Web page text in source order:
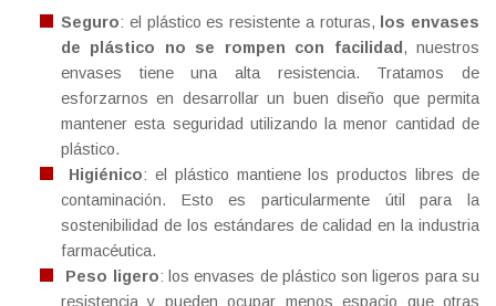
Seguro: el plástico es resistente a roturas, los envases
de plástico no se rompen con facilidad, nuestros
envases tiene una alta resistencia. Tratamos de
esforzarnos en desarrollar un buen diseño que permita
mantener esta seguridad utilizando la menor cantidad de
plástico.
Higiénico: el plástico mantiene los productos libres de
contaminación. Esto es particularmente útil para la
sostenibilidad de los estándares de calidad en la industria
farmacéutica.
Peso ligero: los envases de plástico son ligeros para su
resistencia y pueden ocupar menos espacio que otras